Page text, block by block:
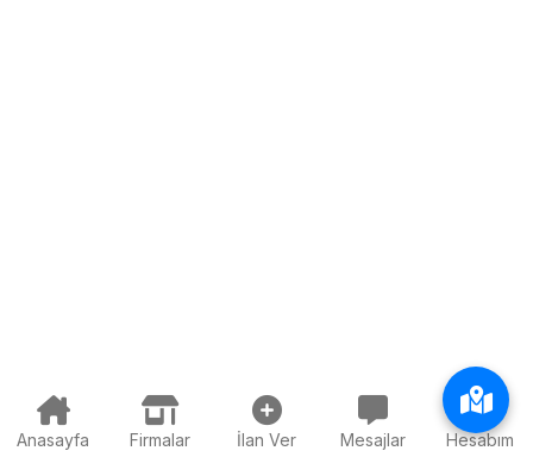
Anasayfa Firmalar İlan Ver Mesajlar Hesabım